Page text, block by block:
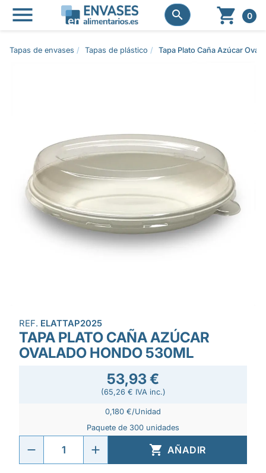
 
  0
Tapas de envases Tapas de plástico Tapa Plato Caña Azúcar
REF. ELATTAP2025
TAPA PLATO CAÑA AZÚCAR
OVALADO HONDO 530ML
53,93 €
(65,26 € IVA inc.)
0,180 €/Unidad
Paquete de 300 unidades
 AÑADIR